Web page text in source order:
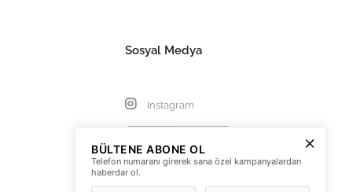
Sosyal Medya
Instagram
BÜLTENE ABONE OL
Telefon numaranı girerek sana özel kampanyalardan
haberdar ol.